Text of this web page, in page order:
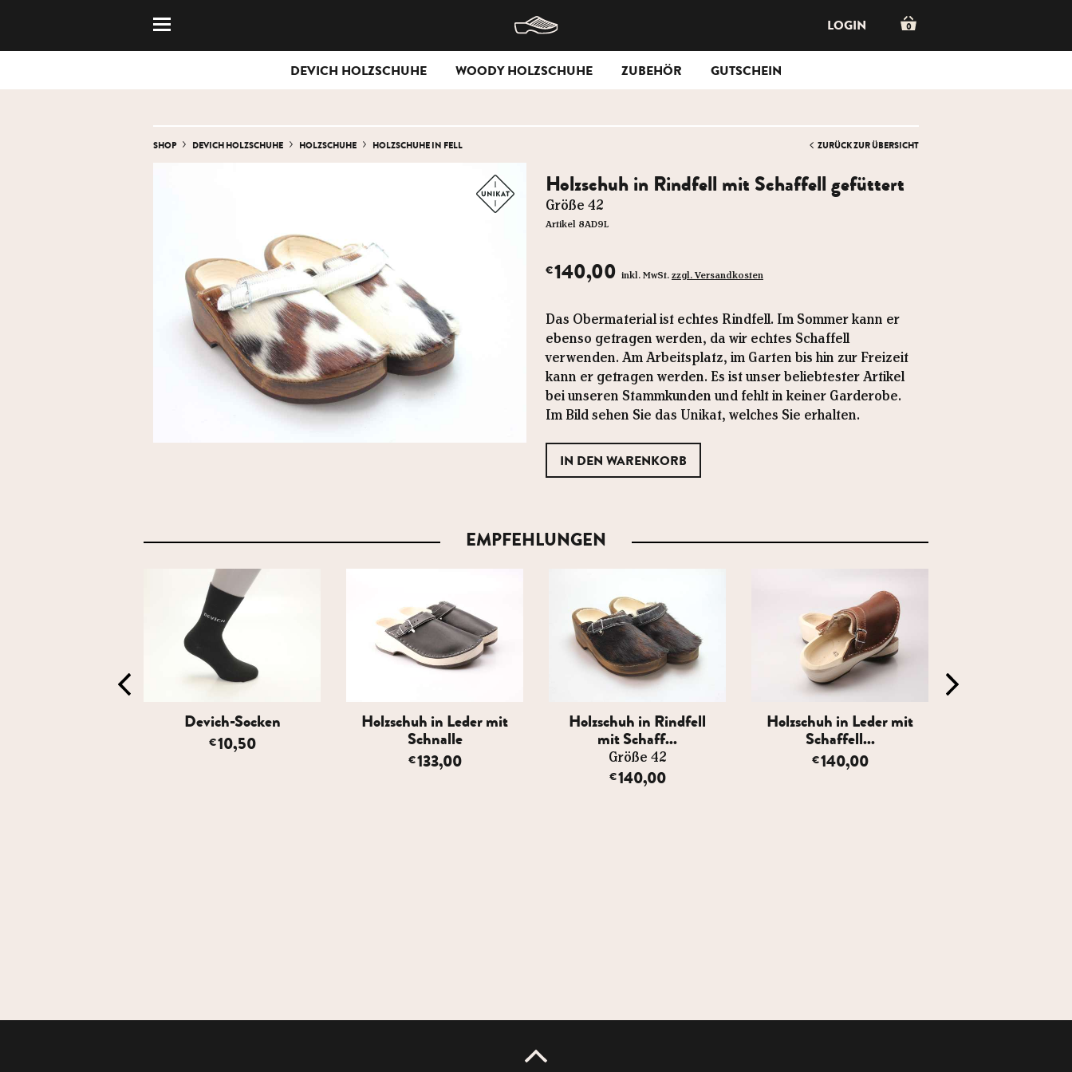
0
LOGIN
DEVICH HOLZSCHUHE WOODY HOLZSCHUHE ZUBEHÖR GUTSCHEIN
SHOP DEVICH HOLZSCHUHE HOLZSCHUHE HOLZSCHUHE IN FELL ZURÜCK ZUR ÜBERSICHT
Holzschuh in Rindfell mit Schaffell gefüttert
Größe 42
Artikel 8AD9L
€140,00 inkl. MwSt. zzgl. Versandkosten
Das Obermaterial ist echtes Rindfell. Im Sommer kann er
ebenso getragen werden, da wir echtes Schaffell
verwenden. Am Arbeitsplatz, im Garten bis hin zur Freizeit
kann er getragen werden. Es ist unser beliebtester Artikel
bei unseren Stammkunden und fehlt in keiner Garderobe.
Im Bild sehen Sie das Unikat, welches Sie erhalten.
EMPFEHLUNGEN
Devich-Socken
€10,50
Holzschuh in Leder mit
Schnalle
€133,00
Holzschuh in Rindfell
mit Schaff...
Größe 42
€140,00
Holzschuh in Leder mit
Schaffell...
€140,00